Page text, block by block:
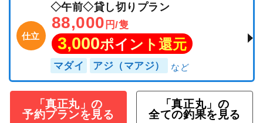
仕立
◇午前◇貸し切りプラン
88,000 円/隻
3,000ポイント還元
マダイ アジ（マアジ）
「真正丸」の
予約プランを見る
「真正丸」の
全ての釣果を見る